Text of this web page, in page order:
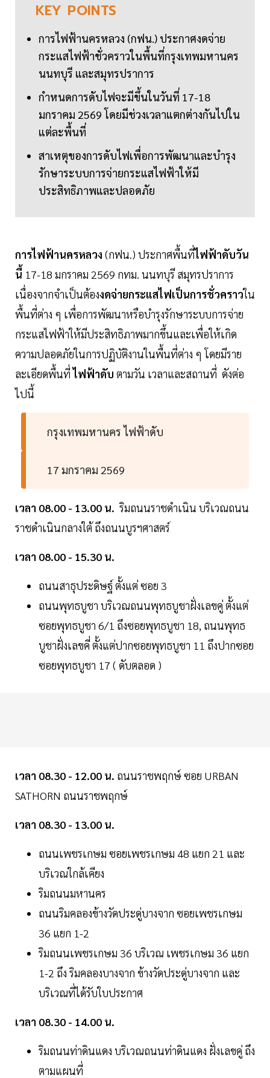
KEY POINTS
การไฟฟ้านครหลวง (กฟน.) ประกาศงดจ่าย
กระแสไฟฟ้าชั่วคราวในพื้นที่กรุงเทพมหานคร
นนทบุรี และสมุทรปราการ
กำหนดการดับไฟจะมีขึ้นในวันที่ 17-18
มกราคม 2569 โดยมีช่วงเวลาแตกต่างกันไปใน
แต่ละพื้นที่
สาเหตุของการดับไฟเพื่อการพัฒนาและบำรุง
รักษาระบบการจ่ายกระแสไฟฟ้าให้มี
ประสิทธิภาพและปลอดภัย
การไฟฟ้านครหลวง (กฟน.) ประกาศพื้นที่ไฟฟ้าดับวัน
นี้ 17-18 มกราคม 2569 กทม. นนทบุรี สมุทรปราการ
เนื่องจากจำเป็นต้องงดจ่ายกระแสไฟเป็นการชั่วคราวใน
พื้นที่ต่าง ๆ เพื่อการพัฒนาหรือบำรุงรักษาระบบการจ่าย
กระแสไฟฟ้าให้มีประสิทธิภาพมากขึ้นและเพื่อให้เกิด
ความปลอดภัยในการปฏิบัติงานในพื้นที่ต่าง ๆ โดยมีราย
ละเอียดพื้นที่ไฟฟ้าดับ ตามวัน เวลาและสถานที่ ดังต่อ
ไปนี้
กรุงเทพมหานคร ไฟฟ้าดับ
17 มกราคม 2569
เวลา 08.00 - 13.00 น. ริมถนนราชดำเนิน บริเวณถนน
ราชดำเนินกลางใต้ ถึงถนนบูรฯศาสตร์
เวลา 08.00 - 15.30 น.
ถนนสาธุประดิษฐ์ ตั้งแต่ ซอย 3
ถนนพุทธบูชา บริเวณถนนพุทธบูชาฝั่งเลขคู่ ตั้งแต่
ซอยพุทธบูชา 6/1 ถึงซอยพุทธบูชา 18, ถนนพุทธ
บูชาฝั่งเลขคี่ ตั้งแต่ปากซอยพุทธบูชา 11 ถึงปากซอย
ซอยพุทธบูชา 17 ( ดับตลอด )
เวลา 08.30 - 12.00 น. ถนนราชพฤกษ์ ซอย URBAN
SATHORN ถนนราชพฤกษ์
เวลา 08.30 - 13.00 น.
ถนนเพชรเกษม ซอยเพชรเกษม 48 แยก 21 และ
บริเวณใกล้เคียง
ริมถนนมหานคร
ถนนริมคลองข้างวัดประดู่บางจาก ซอยเพชรเกษม
36 แยก 1-2
ริมถนนเพชรเกษม 36 บริเวณ เพชรเกษม 36 แยก
1-2 ถึง ริมคลองบางจาก ข้างวัดประดู่บางจาก และ
บริเวณที่ได้รับใบประกาศ
เวลา 08.30 - 14.00 น.
ริมถนนท่าดินแดง บริเวณถนนท่าดินแดง ฝั่งเลขคู่ ถึง
ตามแผนที่